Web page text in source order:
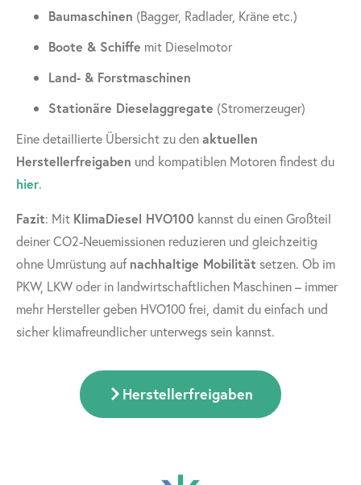
Baumaschinen (Bagger, Radlader, Kräne etc.)
Boote & Schiffe mit Dieselmotor
Land- & Forstmaschinen
Stationäre Dieselaggregate (Stromerzeuger)
Eine detaillierte Übersicht zu denaktuellen
Herstellerfreigaben und kompatiblen Motoren findest du
hier.
Fazit: Mit KlimaDiesel HVO100 kannst du einen Großteil
deiner CO2-Neuemissionen reduzieren und gleichzeitig
ohne Umrüstung aufnachhaltige Mobilität setzen. Ob im
PKW, LKW oder in landwirtschaftlichen Maschinen – immer
mehr Hersteller geben HVO100 frei, damit du einfach und
sicher klimafreundlicher unterwegs sein kannst.
Herstellerfreigaben